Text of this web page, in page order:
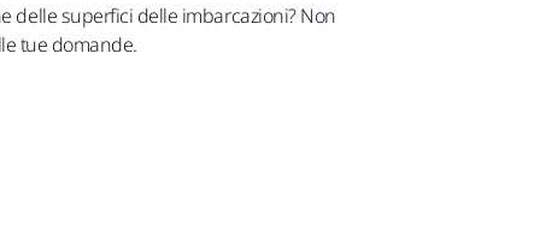
delle superfici delle imbarcazioni? Non
tue domande.